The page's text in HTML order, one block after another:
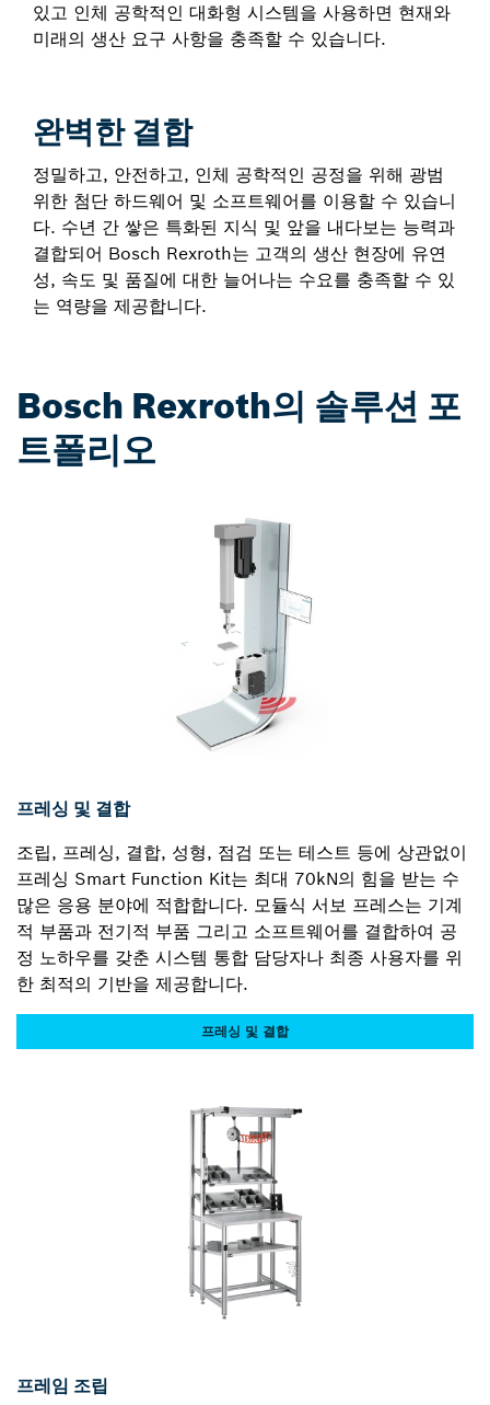
있고 인체 공학적인 대화형 시스템을 사용하면 현재와
미래의 생산 요구 사항을 충족할 수 있습니다.
완벽한 결합
정밀하고, 안전하고, 인체 공학적인 공정을 위해 광범
위한 첨단 하드웨어 및 소프트웨어를 이용할 수 있습니
다. 수년 간 쌓은 특화된 지식 및 앞을 내다보는 능력과
결합되어 Bosch Rexroth는 고객의 생산 현장에 유연
성, 속도 및 품질에 대한 늘어나는 수요를 충족할 수 있
는 역량을 제공합니다.
Bosch Rexroth의 솔루션 포
트폴리오
프레싱 및 결합
조립, 프레싱, 결합, 성형, 점검 또는 테스트 등에 상관없이
프레싱 Smart Function Kit는 최대 70kN의 힘을 받는 수
많은 응용 분야에 적합합니다. 모듈식 서보 프레스는 기계
적 부품과 전기적 부품 그리고 소프트웨어를 결합하여 공
정 노하우를 갖춘 시스템 통합 담당자나 최종 사용자를 위
한 최적의 기반을 제공합니다.
프레싱 및 결합
프레임 조립